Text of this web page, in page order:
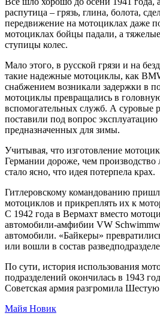
распутица – грязь, глина, болота,
передвижение на мотоциклах даже
мотоциклах бойцы падали, а
ступицы колес.
Мало этого, в русской грязи и на
такие надежные мотоциклы, как
снабжением возникали задержки в
мотоциклы превращались в
вспомогательных служб. А суровые
поставили под вопрос
предназначенных для зимы.
Учитывая, что изготовление
Германии дороже, чем производство
стало ясно, что идея потерпела крах.
Гитлеровскому командованию
мотоциклов и прикреплять их к
С 1942 года в Вермахт вместо
автомобили-амфибии VW
автомобили. «Байкеры»
или вошли в состав
По сути, история использования
подразделений окончилась в 1943
Советская армия разгромила
Майя Новик